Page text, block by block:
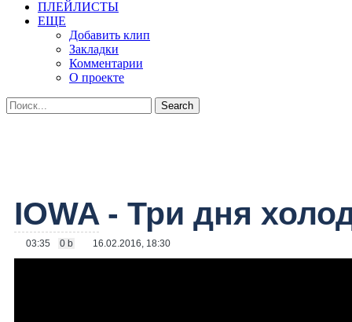
ПЛЕЙЛИСТЫ
ЕЩЕ
Добавить клип
Закладки
Комментарии
О проекте
IOWA - Три дня
03:35 0 b 16.02.2016, 18:30